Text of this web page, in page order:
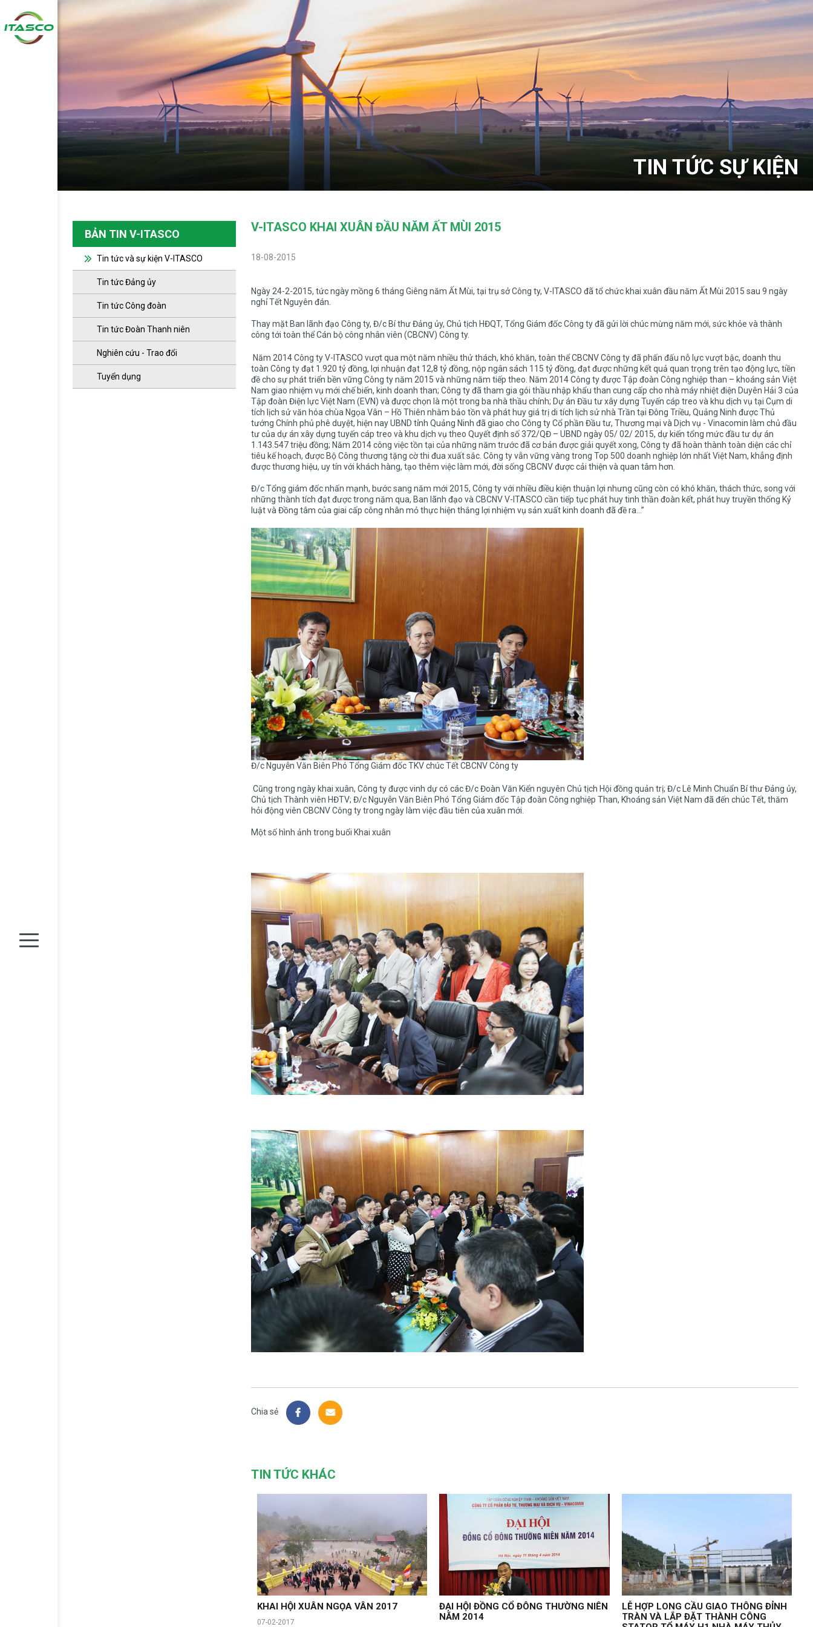
TIN TỨC SỰ KIỆN
BẢN TIN V-ITASCO
Tin tức và sự kiện V-ITASCO
Tin tức Đảng ủy
Tin tức Công đoàn
Tin tức Đoàn Thanh niên
Nghiên cứu - Trao đổi
Tuyển dụng
V-ITASCO KHAI XUÂN ĐẦU NĂM ẤT MÙI 2015
18-08-2015
Ngày 24-2-2015, tức ngày mồng 6 tháng Giêng năm Ất Mùi, tại trụ sở Công ty, V-ITASCO đã tổ chức khai xuân đầu năm Ất Mùi 2015 sau 9 ngày
nghỉ Tết Nguyên đán.
Thay mặt Ban lãnh đạo Công ty, Đ/c Bí thư Đảng ủy, Chủ tịch HĐQT, Tổng Giám đốc Công ty đã gửi lời chúc mừng năm mới, sức khỏe và thành
công tới toàn thể Cán bộ công nhân viên (CBCNV) Công ty.
Năm 2014 Công ty V-ITASCO vượt qua một năm nhiều thử thách, khó khăn, toàn thể CBCNV Công ty đã phấn đấu nỗ lực vượt bậc, doanh thu
toàn Công ty đạt 1.920 tỷ đồng, lợi nhuận đạt 12,8 tỷ đồng, nộp ngân sách 115 tỷ đồng, đạt được những kết quả quan trọng trên tạo động lực, tiền
đề cho sự phát triển bền vững Công ty năm 2015 và những năm tiếp theo. Năm 2014 Công ty được Tập đoàn Công nghiệp than – khoáng sản Việt
Nam giao nhiệm vụ mới chế biến, kinh doanh than; Công ty đã tham gia gói thầu nhập khẩu than cung cấp cho nhà máy nhiệt điện Duyên Hải 3 của
Tập đoàn Điện lực Việt Nam (EVN) và được chọn là một trong ba nhà thầu chính; Dự án Đầu tư xây dựng Tuyến cáp treo và khu dịch vụ tại Cụm di
tích lịch sử văn hóa chùa Ngọa Vân – Hồ Thiên nhằm bảo tồn và phát huy giá trị di tích lịch sử nhà Trần tại Đông Triều, Quảng Ninh được Thủ
tướng Chính phủ phê duyệt, hiện nay UBND tỉnh Quảng Ninh đã giao cho Công ty Cổ phần Đầu tư, Thương mại và Dịch vụ - Vinacomin làm chủ đầu
tư của dự án xây dựng tuyến cáp treo và khu dịch vụ theo Quyết định số 372/QĐ – UBND ngày 05/ 02/ 2015, dự kiến tổng mức đầu tư dự án
1.143.547 triệu đồng; Năm 2014 công việc tồn tại của những năm trước đã cơ bản được giải quyết xong, Công ty đã hoàn thành toàn diện các chỉ
tiêu kế hoạch, được Bộ Công thương tặng cờ thi đua xuất sắc. Công ty vẫn vững vàng trong Top 500 doanh nghiệp lớn nhất Việt Nam, khẳng định
được thương hiệu, uy tín với khách hàng, tạo thêm việc làm mới, đời sống CBCNV được cải thiện và quan tâm hơn.
Đ/c Tổng giám đốc nhấn mạnh, bước sang năm mới 2015, Công ty với nhiều điều kiện thuận lợi nhưng cũng còn có khó khăn, thách thức, song với
những thành tích đạt được trong năm qua, Ban lãnh đạo và CBCNV V-ITASCO cần tiếp tục phát huy tinh thần đoàn kết, phát huy truyền thống Kỷ
luật và Đồng tâm của giai cấp công nhân mỏ thực hiện thắng lợi nhiệm vụ sản xuất kinh doanh đã đề ra…”
Đ/c Nguyễn Văn Biên Phó Tổng Giám đốc TKV chúc Tết CBCNV Công ty
Cũng trong ngày khai xuân, Công ty được vinh dự có các Đ/c Đoàn Văn Kiển nguyên Chủ tịch Hội đồng quản trị; Đ/c Lê Minh Chuẩn Bí thư Đảng ủy,
Chủ tịch Thành viên HĐTV; Đ/c Nguyễn Văn Biên Phó Tổng Giám đốc Tập đoàn Công nghiệp Than, Khoáng sản Việt Nam đã đến chúc Tết, thăm
hỏi động viên CBCNV Công ty trong ngày làm việc đầu tiên của xuân mới.
Một số hình ảnh trong buổi Khai xuân
Chia sẻ
TIN TỨC KHÁC
KHAI HỘI XUÂN NGỌA VÂN 2017
07-02-2017
ĐẠI HỘI ĐỒNG CỔ ĐÔNG THƯỜNG NIÊN
NĂM 2014
LỄ HỢP LONG CẦU GIAO THÔNG ĐỈNH
TRÀN VÀ LẮP ĐẶT THÀNH CÔNG